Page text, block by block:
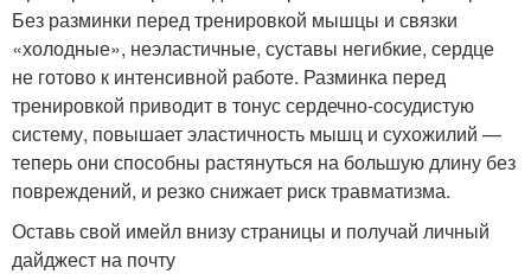
Без разминки перед тренировкой мышцы и связки
«холодные», неэластичные, суставы негибкие, сердце
не готово к интенсивной работе. Разминка перед
тренировкой приводит в тонус сердечно-сосудистую
систему, повышает эластичность мышц и сухожилий —
теперь они способны растянуться на большую длину без
повреждений, и резко снижает риск травматизма.
Оставь свой имейл внизу страницы и получай личный
дайджест на почту